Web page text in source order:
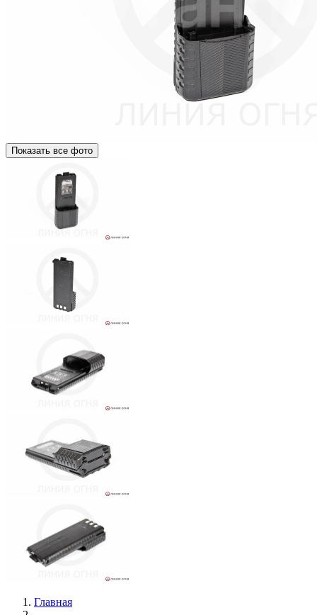
Показать все фото
Главная